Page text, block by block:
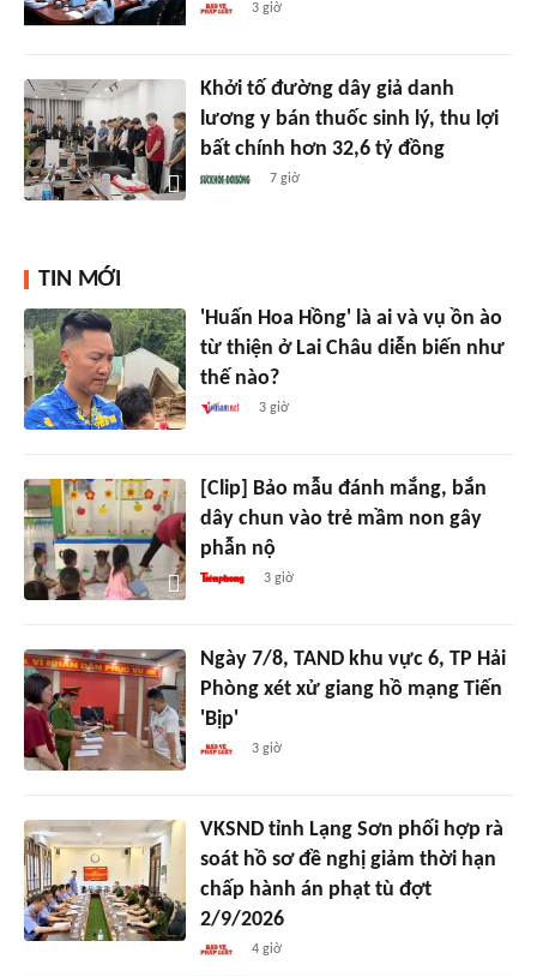
3 giờ
Khởi tố đường dây giả danh
lương y bán thuốc sinh lý, thu lợi
bất chính hơn 32,6 tỷ đồng
7 giờ
TIN MỚI
'Huấn Hoa Hồng' là ai và vụ ồn ào
từ thiện ở Lai Châu diễn biến như
thế nào?
3 giờ
[Clip] Bảo mẫu đánh mắng, bắn
dây chun vào trẻ mầm non gây
phẫn nộ
3 giờ
Ngày 7/8, TAND khu vực 6, TP Hải
Phòng xét xử giang hồ mạng Tiến
'Bịp'
3 giờ
VKSND tỉnh Lạng Sơn phối hợp rà
soát hồ sơ đề nghị giảm thời hạn
chấp hành án phạt tù đợt
2/9/2026
4 giờ